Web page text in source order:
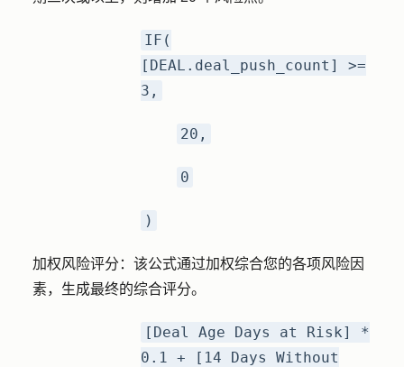
IF(
[DEAL.deal_push_count] >=
3,
20,
0
)
加权风险评分： 该公式通过加权综合您的各项风险因
素，生成最终的综合评分。
[Deal Age Days at Risk] *
0.1 + [14 Days Without